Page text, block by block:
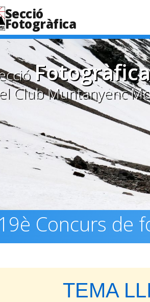
Secció
Fotogràfica
Fotogràfica
Club Muntanyenc
Concurs de
TEMA